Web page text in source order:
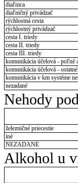
diaľnica
diaľničný privádzač
rýchlostná cesta
rýchlostný privádzač
cesta I. triedy
cesta II. triedy
cesta III. triedy
komunikácia účelová - poľné
komunikácia účelová -
komunikácia v km systéme
nezadané
Nehody
železničné priecestie
iné
NEZADANÉ
Alkohol u